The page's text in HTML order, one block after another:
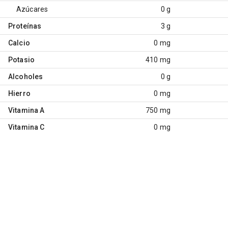
Azúcares 0 g
Proteínas 3 g
Calcio 0 mg
Potasio 410 mg
Alcoholes 0 g
Hierro 0 mg
Vitamina A 750 mg
Vitamina C 0 mg